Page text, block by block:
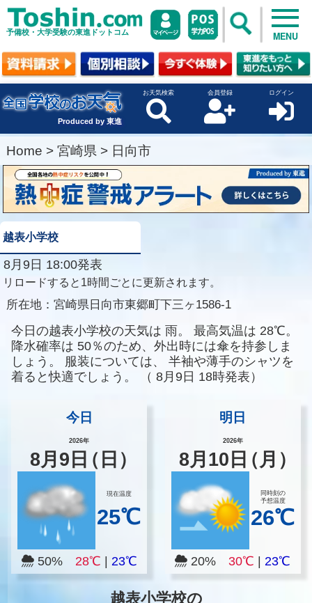
予備校・大学受験の東進ドットコム MENU
Produced by 東進
お天気検索 会員登録 ログイン
Home > 宮崎県 > 日向市
越表小学校
8月9日 18:00発表
リロードすると1時間ごとに更新されます。
所在地： 宮崎県日向市東郷町下三ヶ1586-1
今日の越表小学校の天気は 雨。 最高気温は 28℃。
降水確率は 50％のため、外出時には傘を持参しま
しょう。
服装については、
半袖や薄手のシャツを
着ると快適でしょう。
（ 8月9日 18時発表）
今日
2026年
8月 9 日（日）
現在温度
25℃
50% 28℃ 23℃
明日
2026年
8月 10 日（月）
同時刻の
予想温度
26℃
20%30℃ |23℃
越表小学校の